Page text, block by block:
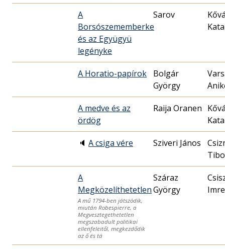
A
Borsószememberke
és az Együgyü
legényke
Sarov
A Horatio-papírok
Bolgár
György
A medve és az
ördög
Raija Oranen
🔈 A csiga vére Sziveri János
A
Megközelíthetetlen
A mű 1794-ben játszódik,
miután Robespierre, a
Megvesztegethetetlen
megszabadult politikai
ellenfeleitől, megkezdődik
az ő és tá
Száraz
György
Imre